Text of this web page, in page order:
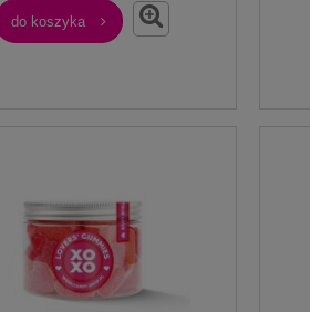
do koszyka